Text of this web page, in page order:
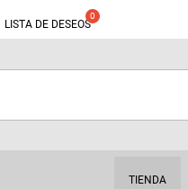
LISTA DE DESEOS
TIENDA